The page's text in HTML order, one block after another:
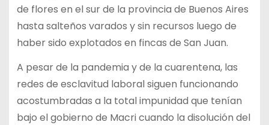
de flores en el sur de la provincia de Buenos Aires
hasta salteños varados y sin recursos luego de
haber sido explotados en fincas de San Juan.
A pesar de la pandemia y de la cuarentena, las
redes de esclavitud laboral siguen funcionando
acostumbradas a la total impunidad que tenían
bajo el gobierno de Macri cuando la disolución del